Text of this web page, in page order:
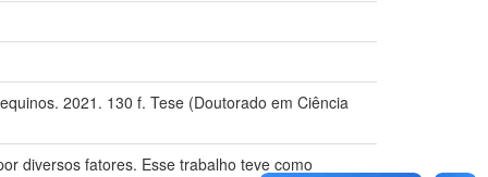
2021. 130 f. Tese (Doutorado em Ciência
diversos fatores. Esse trabalho teve como